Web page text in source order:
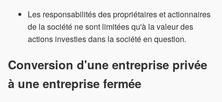
Les responsabilités des propriétaires et actionnaires
de la société ne sont limitées qu'à la valeur des
actions investies dans la société en question.
Conversion d'une entreprise privée
à une entreprise fermée